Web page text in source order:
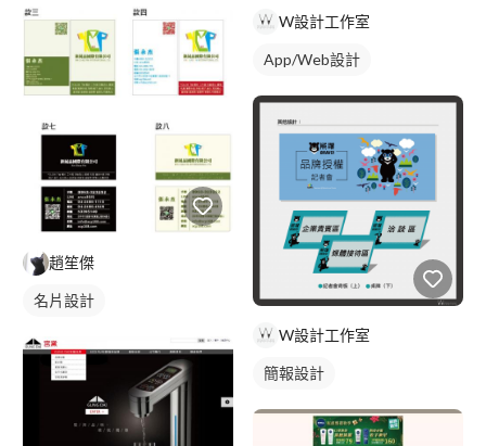
趙笙傑
名片設計
W設計工作室
App/Web設計
W設計工作室
簡報設計